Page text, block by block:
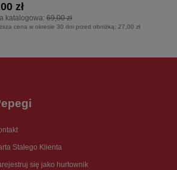
katalogowa: 69,00 zł
zł
cena w okresie 30 dni przed obniżką: 27,00 zł
Stałego Klienta
się jako hurtownik